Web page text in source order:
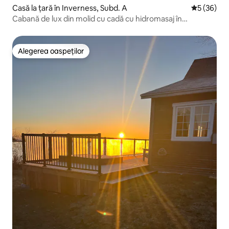
Casă la țară în Inverness, Subd. A Scor
5 (36)
Cabană de lux din molid cu cadă cu hidromasaj în
Alegerea oaspeților
Alegerea oaspeților